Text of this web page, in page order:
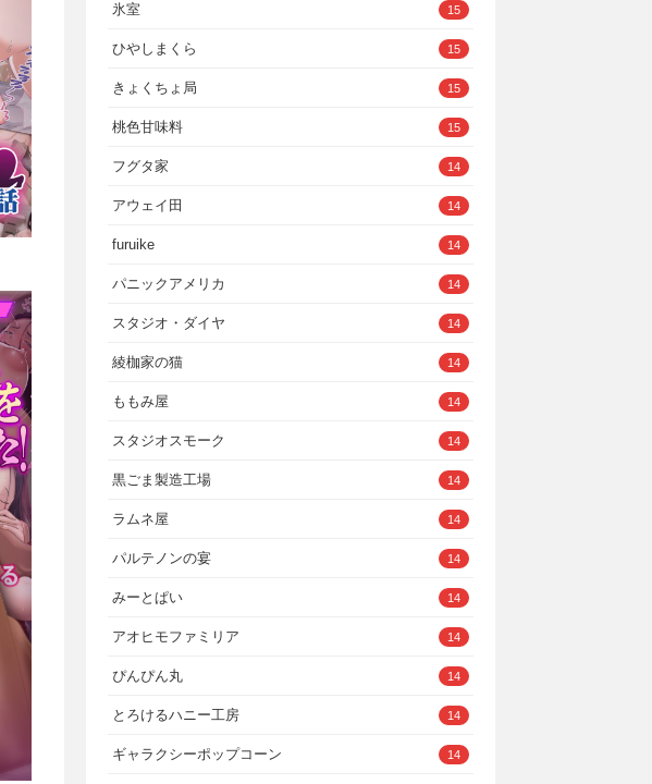
氷室 15
ひやしまくら 15
きょくちょ局 15
桃色甘味料 15
フグタ家 14
アウェイ田 14
furuike 14
パニックアメリカ 14
スタジオ・ダイヤ 14
綾枷家の猫 14
ももみ屋 14
スタジオスモーク 14
黒ごま製造工場 14
ラムネ屋 14
パルテノンの宴 14
みーとぱい 14
アオヒモファミリア 14
ぴんぴん丸 14
とろけるハニー工房 14
ギャラクシーポップコーン 14